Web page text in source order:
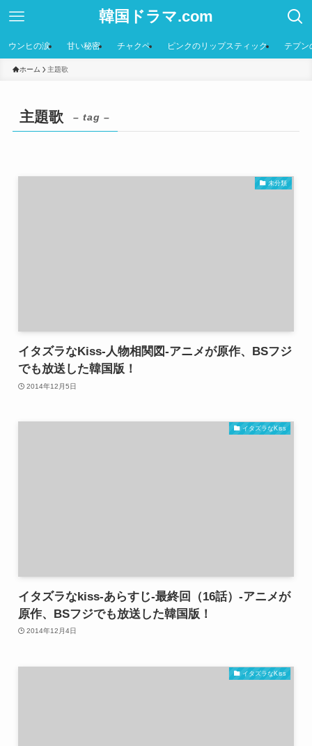
韓国ドラマ.com
ウンヒの涙 甘い秘密 チャクペ ピンクのリップスティック テプン
ホーム 主題歌
主題歌 – tag –
未分類
イタズラなKiss-人物相関図-アニメが原作、BSフジ
でも放送した韓国版！
2014年12月5日
イタズラなKiss
イタズラなkiss-あらすじ-最終回（16話）-アニメが
原作、BSフジでも放送した韓国版！
2014年12月4日
イタズラなKiss